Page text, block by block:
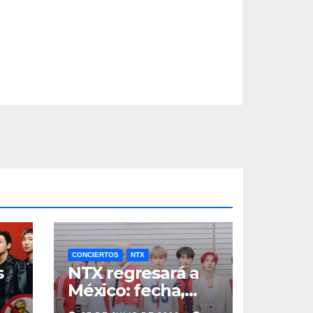
CONCIERTOS NTX
NTX regresará a
México: fecha,
boletos y